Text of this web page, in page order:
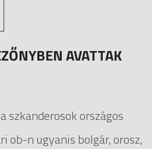
AVATTAK
szkanderosok országos
ob-n ugyanis bolgár, orosz,